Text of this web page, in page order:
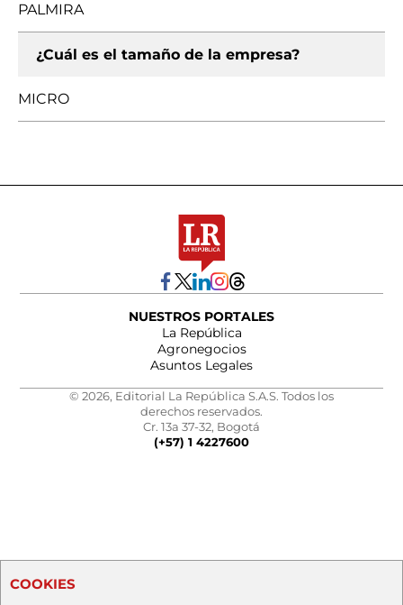
PALMIRA
¿Cuál es el tamaño de la empresa?
MICRO
NUESTROS PORTALES
La República
Agronegocios
Asuntos Legales
© 2026, Editorial La República S.A.S. Todos los
derechos reservados.
Cr. 13a 37-32, Bogotá
(+57) 1 4227600
COOKIES